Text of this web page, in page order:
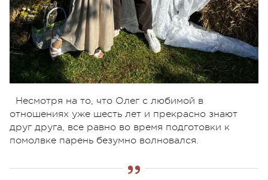
Несмотря на то, что Олег с любимой в
отношениях уже шесть лет и прекрасно знают
друг друга, все равно во время подготовки к
помолвке парень безумно волновался.